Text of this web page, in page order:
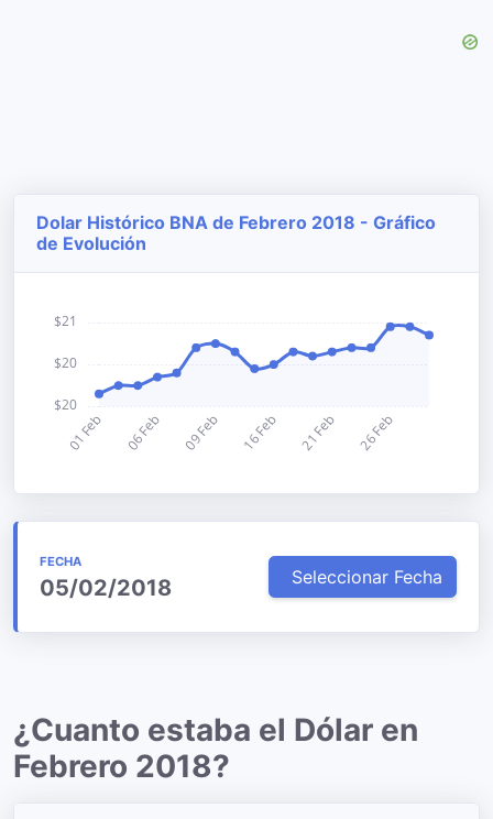
Dolar Histórico BNA de Febrero 2018 - Gráfico
de Evolución
FECHA
05/02/2018 Seleccionar Fecha
¿Cuanto estaba el Dólar en
Febrero 2018?